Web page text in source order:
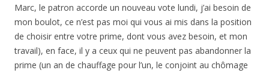
Marc, le patron accorde un nouveau vote lundi, j’ai besoin de
mon boulot, ce n’est pas moi qui vous ai mis dans la position
de choisir entre votre prime, dont vous avez besoin, et mon
travail), en face, il y a ceux qui ne peuvent pas abandonner la
prime (un an de chauffage pour l’un, le conjoint au chômage